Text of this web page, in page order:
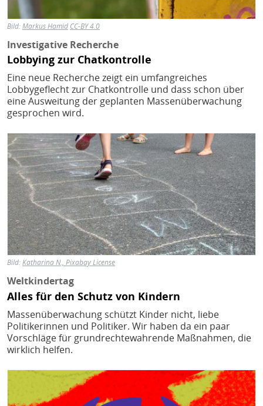
Bild:Markus Hamid CC-BY 4.0
Investigative Recherche
Lobbying zur Chatkontrolle
Eine neue Recherche zeigt ein umfangreiches
Lobbygeflecht zur Chatkontrolle und dass schon über
eine Ausweitung der geplanten Massenüberwachung
gesprochen wird.
Bild
Bild:Katharina N., Pixabay License
Weltkindertag
Alles für den Schutz von Kindern
Massenüberwachung schützt Kinder nicht, liebe
Politikerinnen und Politiker. Wir haben da ein paar
Vorschläge für grundrechtewahrende Maßnahmen, die
wirklich helfen.
Bild